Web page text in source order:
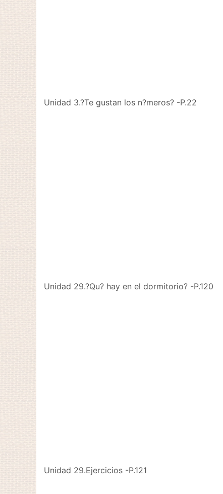
Unidad 3.?Te gustan los n?meros? -P.22
Unidad 29.?Qu? hay en el dormitorio? -P.120
Unidad 29.Ejercicios -P.121